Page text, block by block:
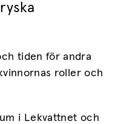
tiden för andra
roller och
i Lekvattnet och